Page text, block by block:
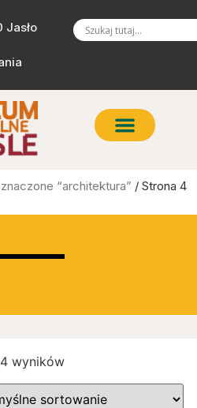
Jasło
“architektura” / Strona 4
wyników